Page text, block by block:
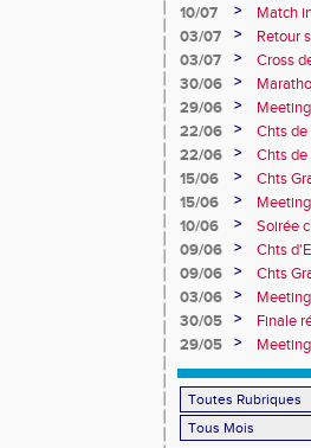
10/07
>
Match
Obernai
03/07 >
Retour
03/07
>
Cross
collèges
30/06 >
29/06
>
22/06
>
Chts de
22/06
>
Chts
15/06
>
Chts
15/06
>
10/06
>
Soirée
09/06
>
Chts
09/06
>
Chts
03/06
>
30/05
>
Finale
29/05
>